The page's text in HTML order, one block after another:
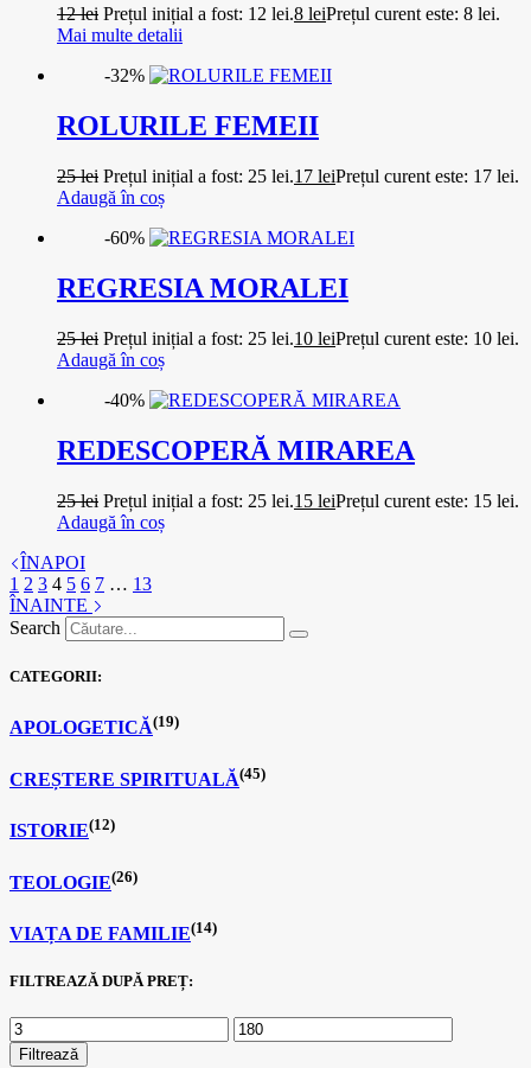
12lei Prețul inițial a fost: 12 lei.8 leiPrețul curent este: 8 lei.
Mai multe detalii
-32%
ROLURILE FEMEII
25lei Prețul inițial a fost: 25 lei.17 leiPrețul curent este: 17 lei.
Adaugă în coș
-60%
REGRESIA MORALEI
25lei Prețul inițial a fost: 25 lei.10 leiPrețul curent este: 10 lei.
Adaugă în coș
-40%
REDESCOPERĂ MIRAREA
25lei Prețul inițial a fost: 25 lei.15 leiPrețul curent este: 15 lei.
Adaugă în coș
ÎNAPOI
1 2 3 4 5 6 7 … 13
ÎNAINTE
Search
CATEGORII:
APOLOGETICĂ(19)
CREȘTERE SPIRITUALĂ(45)
ISTORIE(12)
TEOLOGIE(26)
VIAȚA DE FAMILIE(14)
FILTREAZĂ DUPĂ PREȚ:
Filtrează